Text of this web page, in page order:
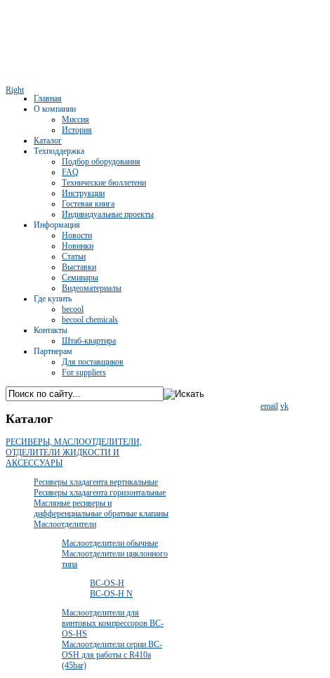
Right
Главная
О компании
Миссия
История
Каталог
Техподдержка
Подбор оборудования
FAQ
Технические бюллетени
Инструкции
Гостевая книга
Индивидуальные проекты
Информация
Новости
Новинки
Статьи
Выставки
Семинары
Видеоматериалы
Где купить
becool
becool chemicals
Контакты
Штаб-квартира
Партнерам
Для поставщиков
For suppliers
email vk
Каталог
РЕСИВЕРЫ, МАСЛООТДЕЛИТЕЛИ,
ОТДЕЛИТЕЛИ ЖИДКОСТИ И
АКСЕССУАРЫ
Ресиверы хладагента вертикальные
Ресиверы хладагента горизонтальные
Масляные ресиверы и
дифференциальные обратные клапаны
Маслоотделители
Маслоотделители обычные
Маслоотделители циклонного
типа
ВС-OS-Н
ВС-OS-Н N
Маслоотделители для
винтовых компрессоров ВС-
OS-HS
Маслоотделители серии BC-
OSH для работы с R410a
(45bar)